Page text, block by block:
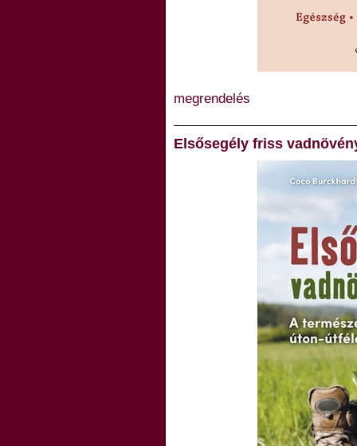
megrendelés
Elsősegély friss